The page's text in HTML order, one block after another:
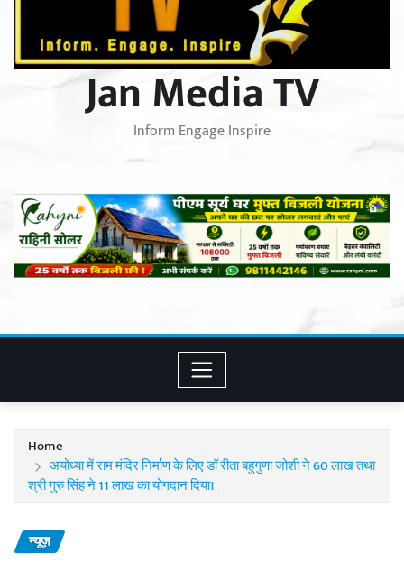
Jan Media TV
Inform Engage Inspire
Home
अयोध्या में राम मंदिर निर्माण के लिए डॉ रीता बहुगुणा जोशी ने 60 लाख तथा
श्री गुरु सिंह ने 11 लाख का योगदान दिया।
न्यूज़